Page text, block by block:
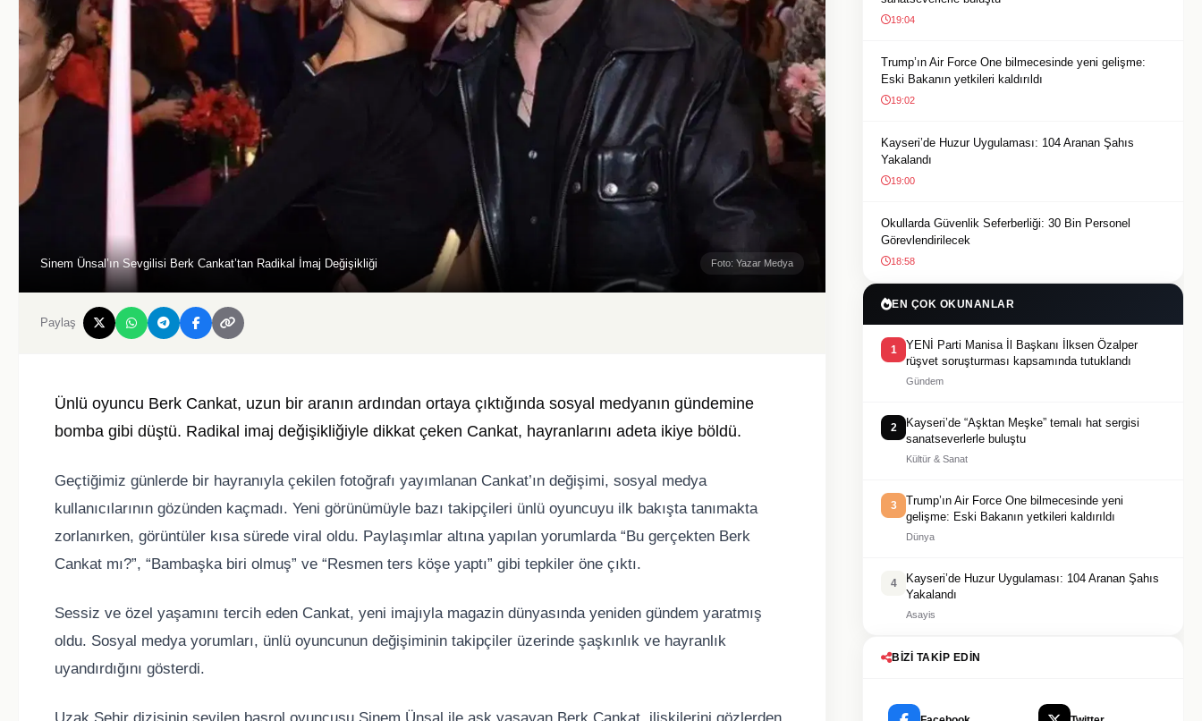
Sinem Ünsal’ın Sevgilisi Berk Cankat’tan Radikal İmaj Değişikliği Foto: Yazar Medya
Paylaş
Ünlü oyuncu Berk Cankat, uzun bir aranın ardından ortaya çıktığında sosyal medyanın gündemine
bomba gibi düştü. Radikal imaj değişikliğiyle dikkat çeken Cankat, hayranlarını adeta ikiye böldü.
Geçtiğimiz günlerde bir hayranıyla çekilen fotoğrafı yayımlanan Cankat’ın değişimi, sosyal medya
kullanıcılarının gözünden kaçmadı. Yeni görünümüyle bazı takipçileri ünlü oyuncuyu ilk bakışta tanımakta
zorlanırken, görüntüler kısa sürede viral oldu. Paylaşımlar altına yapılan yorumlarda “Bu gerçekten Berk
Cankat mı?”, “Bambaşka biri olmuş” ve “Resmen ters köşe yaptı” gibi tepkiler öne çıktı.
Sessiz ve özel yaşamını tercih eden Cankat, yeni imajıyla magazin dünyasında yeniden gündem yaratmış
oldu. Sosyal medya yorumları, ünlü oyuncunun değişiminin takipçiler üzerinde şaşkınlık ve hayranlık
uyandırdığını gösterdi.
19:04
Trump’ın Air Force One bilmecesinde yeni gelişme:
Eski Bakanın yetkileri kaldırıldı
19:02
Kayseri’de Huzur Uygulaması: 104 Aranan Şahıs
Yakalandı
19:00
Okullarda Güvenlik Seferberliği: 30 Bin Personel
Görevlendirilecek
18:58
EN ÇOK OKUNANLAR
1
YENİ Parti Manisa İl Başkanı İlksen Özalper
rüşvet soruşturması kapsamında tutuklandı
Gündem
2
Kayseri’de “Aşktan Meşke” temalı hat sergisi
sanatseverlerle buluştu
Kültür & Sanat
3
Trump’ın Air Force One bilmecesinde yeni
gelişme: Eski Bakanın yetkileri kaldırıldı
Dünya
4
Kayseri’de Huzur Uygulaması: 104 Aranan Şahıs
Yakalandı
Asayis
BIZI TAKIP EDIN